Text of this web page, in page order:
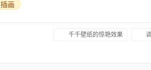
插画
千千壁纸的惊艳效果